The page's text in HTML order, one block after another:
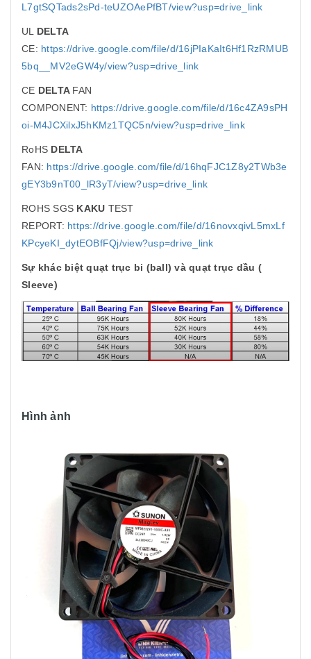
L7gtSQTads2sPd-teUZOAePfBT/view?usp=drive_link
UL DELTA
CE: https://drive.google.com/file/d/16jPIaKaIt6Hf1RzRMUB
5bq__MV2eGW4y/view?usp=drive_link
CE DELTA FAN
COMPONENT: https://drive.google.com/file/d/16c4ZA9sPH
oi-M4JCXilxJ5hKMz1TQC5n/view?usp=drive_link
RoHS DELTA
FAN: https://drive.google.com/file/d/16hqFJC1Z8y2TWb3e
gEY3b9nT00_lR3yT/view?usp=drive_link
ROHS SGS KAKU TEST
REPORT: https://drive.google.com/file/d/16novxqivL5mxLf
KPcyeKI_dytEOBfFQj/view?usp=drive_link
Sự khác biệt quạt trục bi (ball) và quạt trục dầu (
Sleeve)
Hình ảnh